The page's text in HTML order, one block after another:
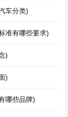
车分类)
准有哪些要求)
)
)
哪些品牌)